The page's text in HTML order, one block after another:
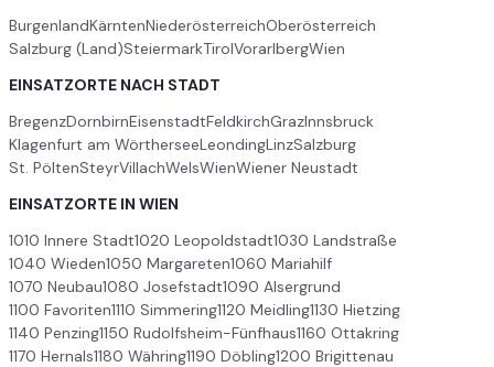
BurgenlandKärntenNiederösterreichOberösterreich
Salzburg (Land)SteiermarkTirolVorarlbergWien
EINSATZORTE NACH STADT
BregenzDornbirnEisenstadtFeldkirchGrazInnsbruck
Klagenfurt am WörtherseeLeondingLinzSalzburg
St. PöltenSteyrVillachWelsWienWiener Neustadt
EINSATZORTE IN WIEN
1010 Innere Stadt1020 Leopoldstadt1030 Landstraße
1040 Wieden1050 Margareten1060 Mariahilf
1070 Neubau1080 Josefstadt1090 Alsergrund
1100 Favoriten1110 Simmering1120 Meidling1130 Hietzing
1140 Penzing1150 Rudolfsheim-Fünfhaus1160 Ottakring
1170 Hernals1180 Währing1190 Döbling1200 Brigittenau